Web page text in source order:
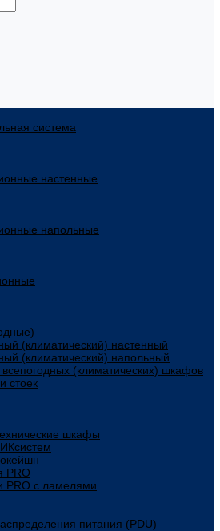
система
настенные
напольные
(климатический) настенный
(климатический) напольный
(климатических) шкафов
стоек
шкафы
PRO
с ламелями
питания (PDU)